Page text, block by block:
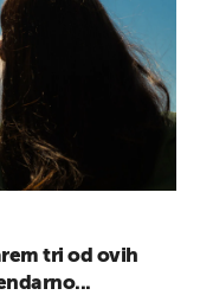
tri od ovih